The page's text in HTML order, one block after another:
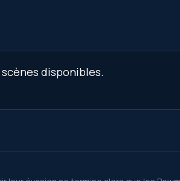
disponibles.